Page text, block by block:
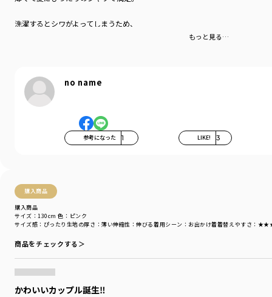
洗濯するとシワがよってしまうため、
もっと見る…
no name
参考になった 1 LIKE! 3
購入商品
購入商品
サイズ感 ：ぴったり 生地の厚さ ：薄い伸縮性 ：伸びる着用シーン ：お出かけ着着替えやすさ ：
サイズ：130cm 色：ピンク
商品をチェックする＞
かわいいカップル誕生‼️